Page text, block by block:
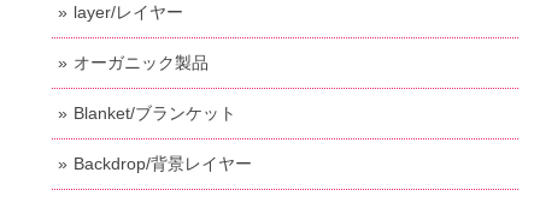
layer/レイヤー
オーガニック製品
Blanket/ブランケット
Backdrop/背景レイヤー